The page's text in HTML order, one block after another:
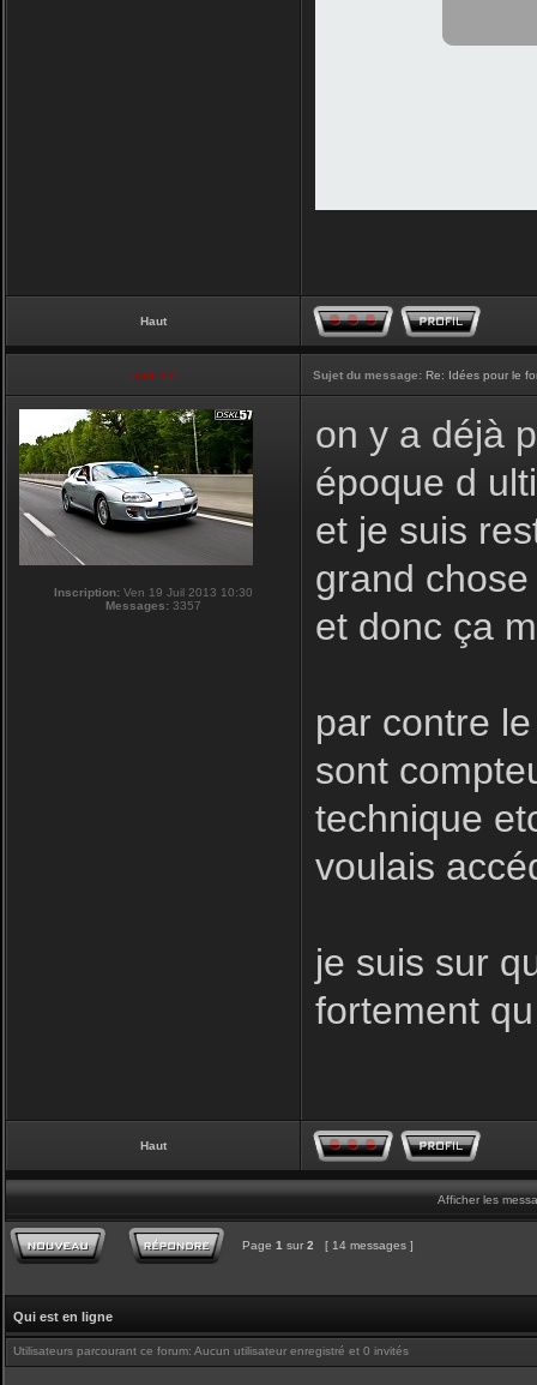
Haut
touti-17 Sujet du message: Re: Idées pour le
Inscription: Ven 19 Juil 2013 10:30
Messages: 3357
on y a déjà
époque d
et je suis
grand
et donc ça
par contre
sont
technique
voulais
je suis sur
fortement
Haut
Afficher les
Page 1 sur 2 [ 14 messages ]
Qui est en ligne
Utilisateurs parcourant ce forum: Aucun utilisateur enregistré et 0 invités